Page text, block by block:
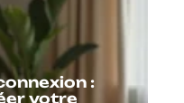
:
votre